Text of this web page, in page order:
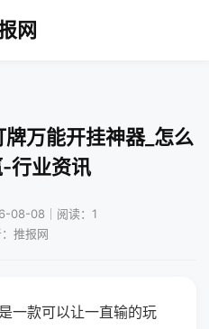
网
万能开挂神器_怎么
行业资讯
08-08｜阅读：1
推报网
一款可以让一直输的玩